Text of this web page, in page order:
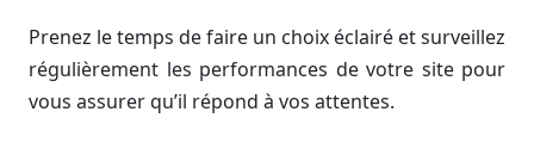
Prenez le temps de faire un choix éclairé et surveillez
régulièrement les performances de votre site pour
vous assurer qu’il répond à vos attentes.